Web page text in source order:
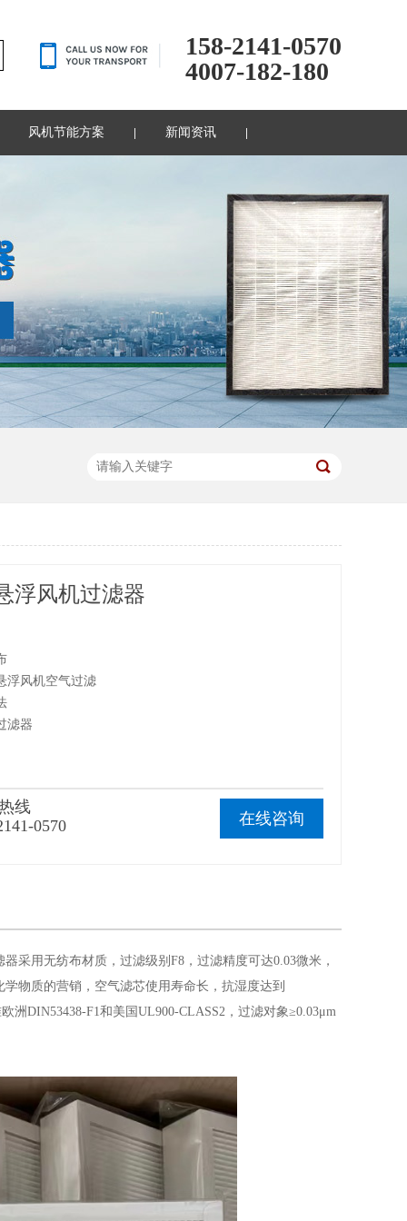
158-2141-0570
4007-182-180
风机节能方案 新闻资讯
浮风机过滤器
浮风机空气过滤
滤器
在线咨询
线
0570
器采用无纺布材质，过滤级别F8，过滤精度可达0.03微米 ，
物质的营销，空气滤芯使用寿命长，抗湿度达到
DIN53438-F1和美国UL900-CLASS2，过滤对象≥0.03μm